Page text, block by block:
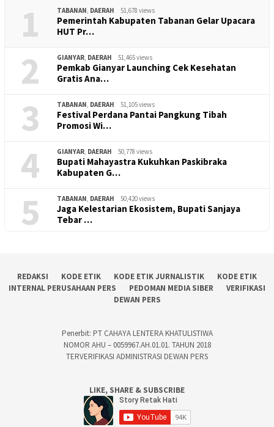
1 TABANAN, DAERAH 51,678 views
Pemerintah Kabupaten Tabanan Gelar Upacara
HUT Pr…
2 GIANYAR, DAERAH 51,465 views
Pemkab Gianyar Launching Cek Kesehatan
Gratis Ana…
3 TABANAN, DAERAH 51,105 views
Festival Perdana Pantai Pangkung Tibah
Promosi Wi…
4 GIANYAR, DAERAH 50,778 views
Bupati Mahayastra Kukuhkan Paskibraka
Kabupaten G…
5 TABANAN, DAERAH 50,420 views
Jaga Kelestarian Ekosistem, Bupati Sanjaya
Tebar …
REDAKSI KODE ETIK KODE ETIK JURNALISTIK
KODE ETIK
INTERNAL PERUSAHAAN PERS
PEDOMAN MEDIA SIBER
VERIFIKASI
DEWAN PERS
Penerbit: PT CAHAYA LENTERA KHATULISTIWA
NOMOR AHU – 0059967.AH.01.01. TAHUN 2018
TERVERIFIKASI ADMINISTRASI DEWAN PERS
LIKE, SHARE & SUBSCRIBE